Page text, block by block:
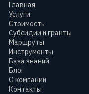
Главная
Услуги
Стоимость
Субсидии и гранты
Маршруты
Инструменты
База знаний
Блог
О компании
Контакты